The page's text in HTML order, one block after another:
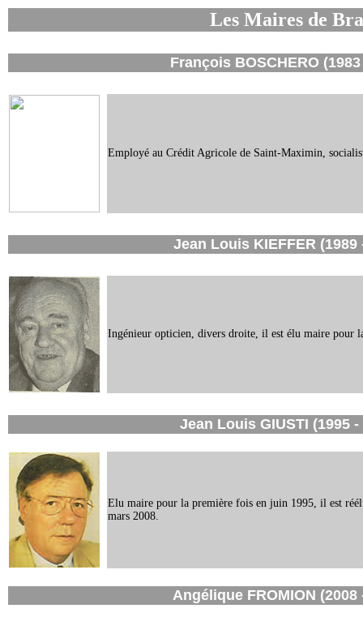
Les Maires de
François BOSCHERO (1983
Employé au Crédit Agricole de Saint-Maximin,
Jean Louis KIEFFER (1989
Ingénieur opticien, divers droite, il est élu maire pour
Jean Louis GIUSTI (1995 -
Elu maire pour la première fois en juin 1995, il est
mars 2008.
Angélique FROMION (2008